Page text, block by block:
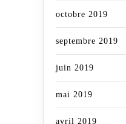
octobre 2019
septembre 2019
juin 2019
mai 2019
avril 2019